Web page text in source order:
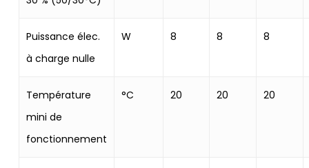
Puissance élec.
à charge nulle
W 8 8 8
Température
mini de
fonctionnement
°C 20 20 20